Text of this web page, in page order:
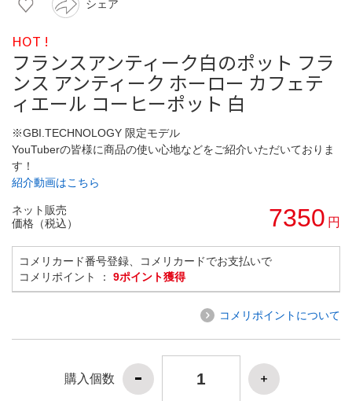
シェア
HOT !
フランスアンティーク白のポット フラ
ンス アンティーク ホーロー カフェテ
ィエール コーヒーポット 白
※GBI.TECHNOLOGY 限定モデル
YouTuberの皆様に商品の使い心地などをご紹介いただいておりま
す！
紹介動画はこちら
ネット販売
価格（税込）
7350 円
コメリカード番号登録、コメリカードでお支払いで
コメリポイント ： 9ポイント獲得
コメリポイントについて
購入個数